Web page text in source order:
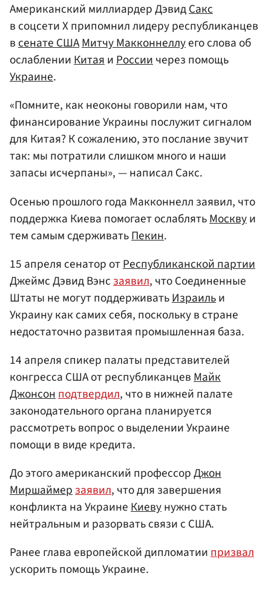
Американский миллиардер ДэвидСакс
в соцсети Х припомнил лидеру республиканцев
всенатеСШАМитчу Макконнеллуего слова об
ослабленииКитаяиРоссиичерез помощь
Украине.
«Помните, как неоконы говорили нам, что
финансирование Украины послужит сигналом
для Китая? К сожалению, это послание звучит
так: мы потратили слишком много и наши
запасы исчерпаны», — написал Сакс.
Осенью прошлого года Макконнелл заявил, что
поддержка Киева помогает ослаблятьМосквуи
тем самым сдерживатьПекин.
15 апреля сенатор отРеспубликанской партии
Джеймс Дэвид Вэнсзаявил, что Соединенные
Штаты не могут поддерживатьИзраильи
Украину как самих себя, поскольку в стране
недостаточно развитая промышленная база.
14 апреля спикер палаты представителей
конгресса США от республиканцевМайк
Джонсонподтвердил, что в нижней палате
законодательного органа планируется
рассмотреть вопрос о выделении Украине
помощи в виде кредита.
До этого американский профессорДжон
Миршаймерзаявил, что для завершения
конфликта на УкраинеКиевунужно стать
нейтральным и разорвать связи с США.
Ранее глава европейской дипломатиипризвал
ускорить помощь Украине.